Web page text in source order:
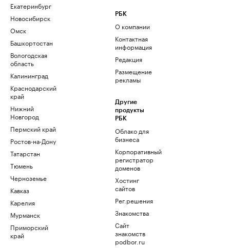
Екатеринбург
Новосибирск
Омск
Башкортостан
Вологодская
область
Калининград
Краснодарский
край
Нижний
Новгород
Пермский край
Ростов-на-Дону
Татарстан
Тюмень
Черноземье
Кавказ
Карелия
Мурманск
Приморский
край
РБК
О компании
Контактная
информация
Редакция
Размещение
рекламы
Другие
продукты
РБК
Облако для
бизнеса
Корпоративный
регистратор
доменов
Хостинг
сайтов
Рег.решения
Знакомства
Сайт
знакомств
podbor.ru